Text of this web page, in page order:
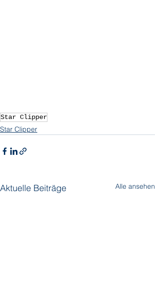
Star Clipper
Star Clipper
Aktuelle Beiträge Alle ansehen